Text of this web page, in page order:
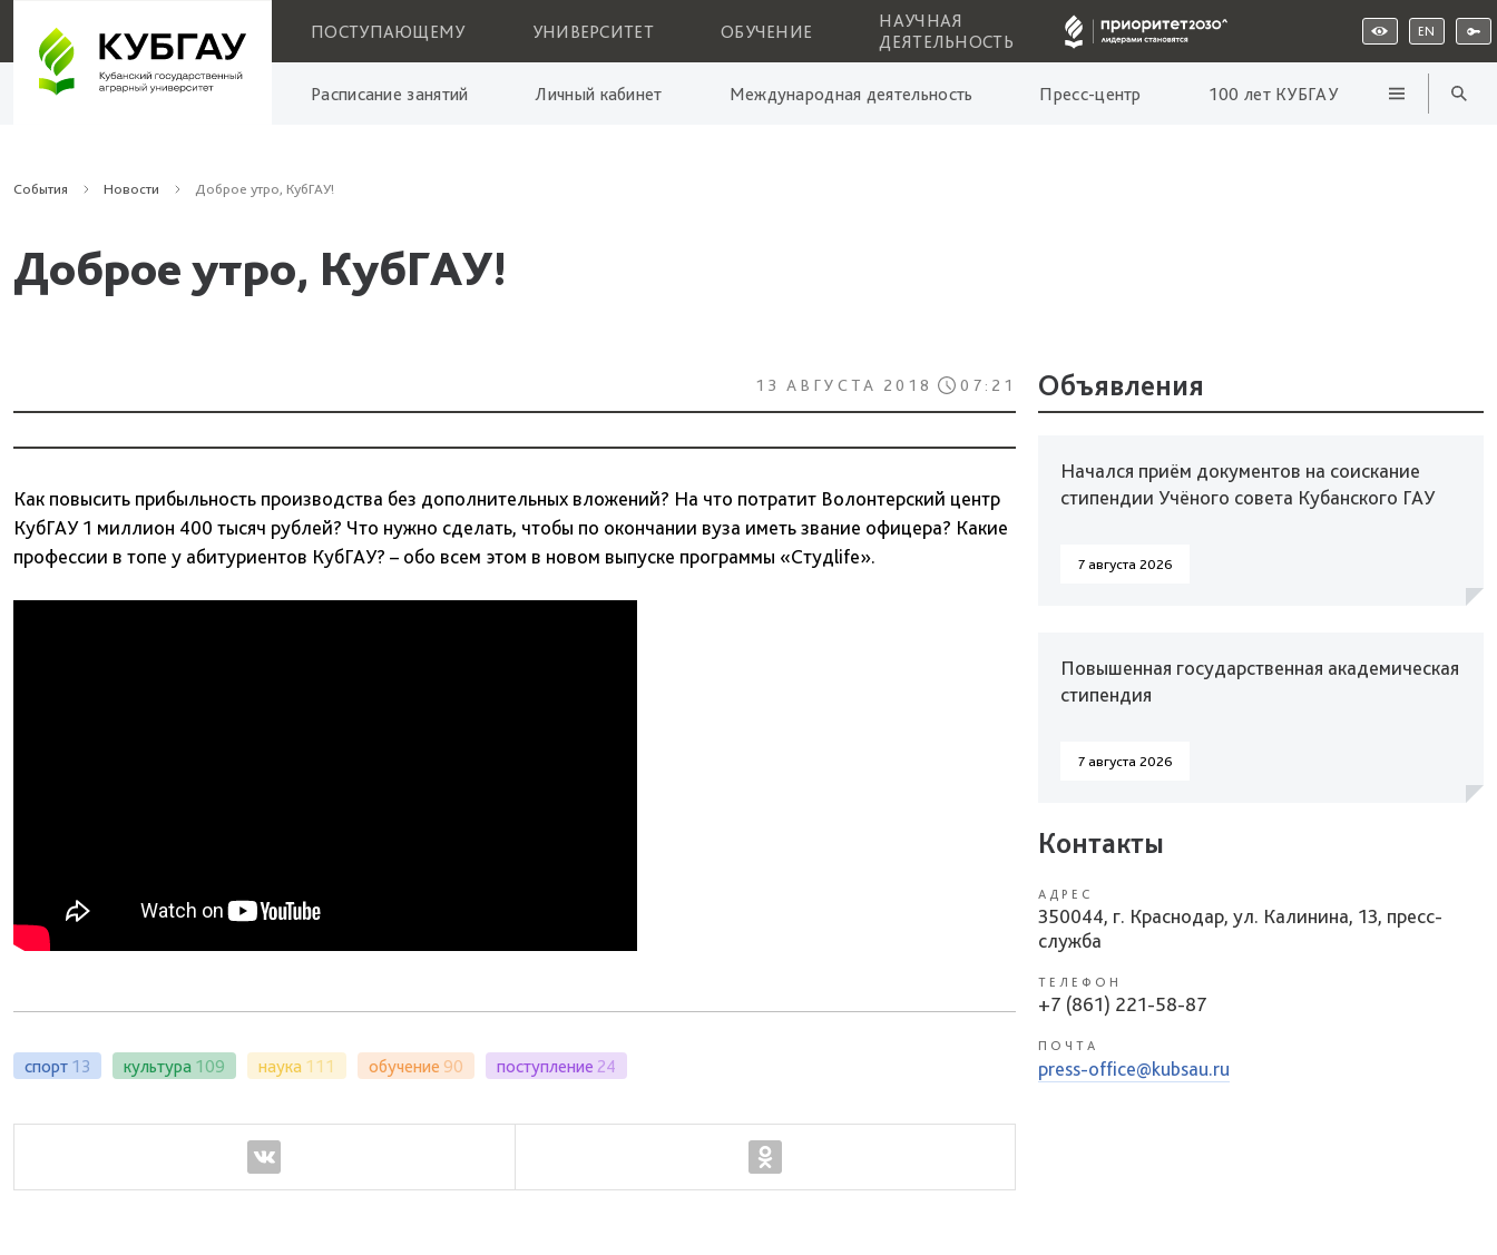
ПОСТУПАЮЩЕМУ УНИВЕРСИТЕТ ОБУЧЕНИЕ
НАУЧНАЯ
ДЕЯТЕЛЬНОСТЬ
EN
Расписание занятий Личный кабинет Международная деятельность Пресс-центр 100 лет КУБГАУ
События Новости Доброе утро, КубГАУ!
Доброе утро, КубГАУ!
13 АВГУСТА 2018 07:21
Как повысить прибыльность производства без дополнительных вложений? На что потратит Волонтерский центр
КубГАУ 1 миллион 400 тысяч рублей? Что нужно сделать, чтобы по окончании вуза иметь звание офицера? Какие
профессии в топе у абитуриентов КубГАУ? – обо всем этом в новом выпуске программы «Студlife».
спорт 13 культура 109 наука 111 обучение 90 поступление 24
Объявления
Начался приём документов на соискание
стипендии Учёного совета Кубанского ГАУ
7 августа 2026
Повышенная государственная академическая
стипендия
7 августа 2026
Контакты
АДРЕС
350044, г. Краснодар, ул. Калинина, 13, пресс-
служба
ТЕЛЕФОН
+7 (861) 221-58-87
ПОЧТА
press-office@kubsau.ru